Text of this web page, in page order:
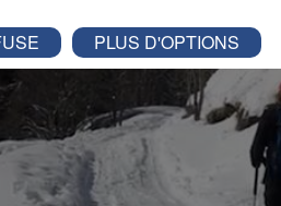
PLUS D'OPTIONS